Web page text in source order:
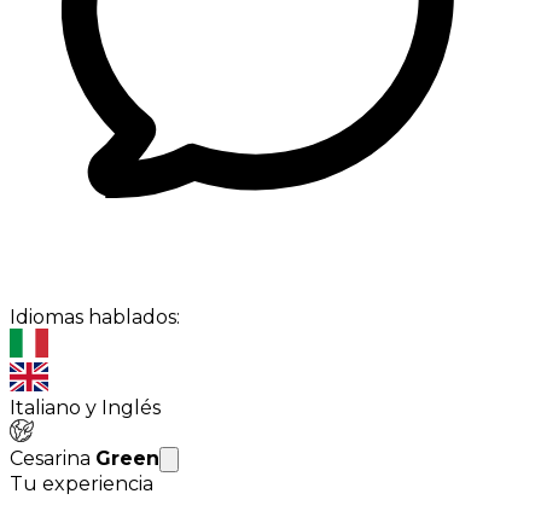
Idiomas hablados:
Italiano y Inglés
Cesarina Green
Tu experiencia